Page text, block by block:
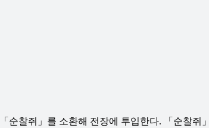
순찰쥐」를 소환해 전장에 투입한다. 「순찰쥐